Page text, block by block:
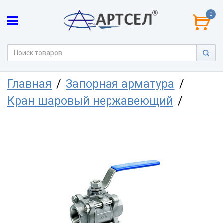
0
Главная
Запорная арматура
Кран шаровый нержавеющий